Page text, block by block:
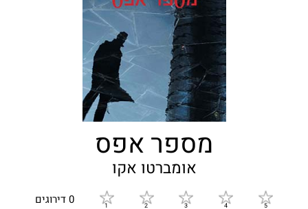
מספר אפס
אומברטו אקו
0 דירוגים